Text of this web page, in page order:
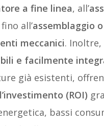
a fine linea, all’
all’assemblaggio
meccanici. Inoltre,
e facilmente
già esistenti,
(ROI)
bassi